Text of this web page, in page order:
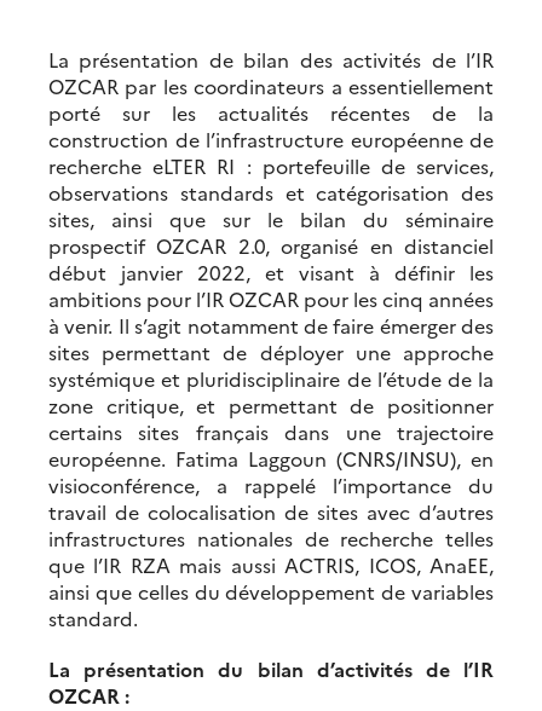
La présentation de bilan des activités de l’IR
OZCAR par les coordinateurs a essentiellement
porté sur les actualités récentes de la
construction de l’infrastructure européenne de
recherche eLTER RI : portefeuille de services,
observations standards et catégorisation des
sites, ainsi que sur le bilan du séminaire
prospectif OZCAR 2.0, organisé en distanciel
début janvier 2022, et visant à définir les
ambitions pour l’IR OZCAR pour les cinq années
à venir. Il s’agit notamment de faire émerger des
sites permettant de déployer une approche
systémique et pluridisciplinaire de l’étude de la
zone critique, et permettant de positionner
certains sites français dans une trajectoire
européenne. Fatima Laggoun (CNRS/INSU), en
visioconférence, a rappelé l’importance du
travail de colocalisation de sites avec d’autres
infrastructures nationales de recherche telles
que l’IR RZA mais aussi ACTRIS, ICOS, AnaEE,
ainsi que celles du développement de variables
standard.
La présentation du bilan d’activités de l’IR
OZCAR :